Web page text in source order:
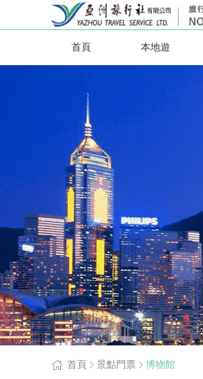
首頁 本地遊
首頁 景點門票 博物館